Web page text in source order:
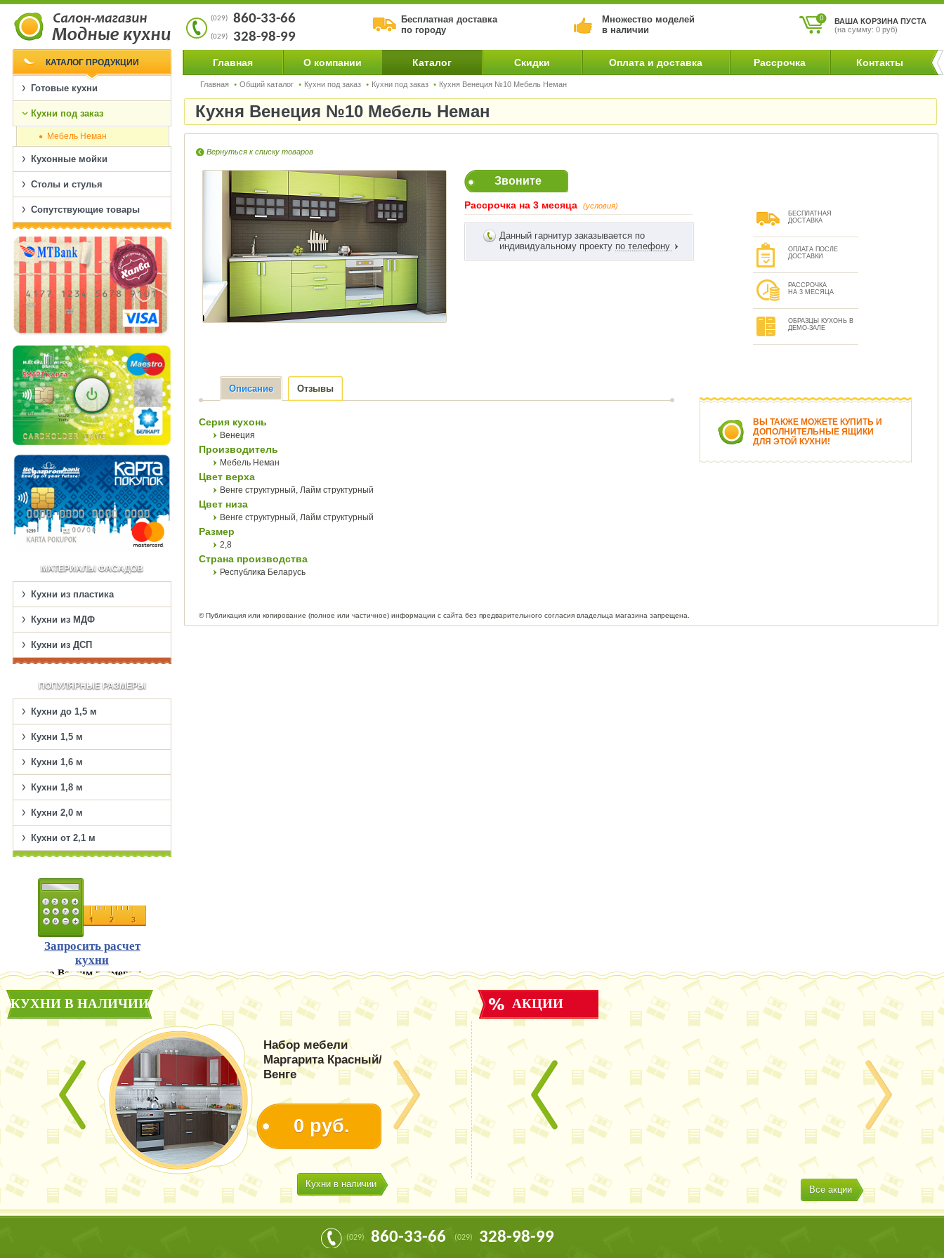
0
ВАША КОРЗИНА ПУСТА
(на сумму: 0 руб)
(029) 860-33-66
(029) 328-98-99
Бесплатная доставка
по городу
Множество моделей
в наличии
Главная О компании Каталог Скидки Оплата и доставка Рассрочка Контакты
Главная Общий каталог Кухни под заказ Кухни под заказ Кухня Венеция №10 Мебель Неман
Кухня Венеция №10 Мебель Неман
© Публикация или копирование (полное или частичное) информации с сайта без предварительного согласия владельца магазина запрещена.
Вернуться к списку товаров
Звоните
Рассрочка на 3 месяца (условия)
Данный гарнитур заказывается по
индивидуальному проекту по телефону
БЕСПЛАТНАЯ
ДОСТАВКА
ОПЛАТА ПОСЛЕ
ДОСТАВКИ
РАССРОЧКА
НА 3 МЕСЯЦА
ОБРАЗЦЫ КУХОНЬ В
ДЕМО-ЗАЛЕ
Описание Отзывы
Серия кухонь
Венеция
Производитель
Мебель Неман
Цвет верха
Венге структурный, Лайм структурный
Цвет низа
Венге структурный, Лайм структурный
Размер
2,8
Страна производства
Республика Беларусь
ВЫ ТАКЖЕ МОЖЕТЕ КУПИТЬ И
ДОПОЛНИТЕЛЬНЫЕ ЯЩИКИ
ДЛЯ ЭТОЙ КУХНИ!
КАТАЛОГ ПРОДУКЦИИ
Готовые кухни
Кухни под заказ
Мебель Неман
Кухонные мойки
Столы и стулья
Сопутствующие товары
МАТЕРИАЛЫ ФАСАДОВ
Кухни из пластика
Кухни из МДФ
Кухни из ДСП
ПОПУЛЯРНЫЕ РАЗМЕРЫ
Кухни до 1,5 м
Кухни 1,5 м
Кухни 1,6 м
Кухни 1,8 м
Кухни 2,0 м
Кухни от 2,1 м
Запросить расчет
кухни
по Вашим размерам
КУХНИ В НАЛИЧИИ
Кухни в наличии
Набор мебели
Маргарита Красный/
Венге
0 руб.
АКЦИИ
Все акции
(029) 860-33-66 (029) 328-98-99